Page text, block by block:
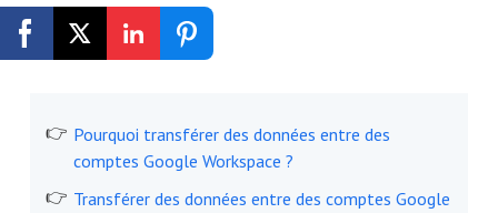
Pourquoi transférer des données entre des
comptes Google Workspace ?
Transférer des données entre des comptes Google